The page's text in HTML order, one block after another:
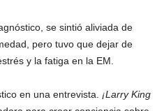
se sintió aliviada de
pero tuvo que dejar de
y la fatiga en la EM.
en una entrevista. ¡Larry King